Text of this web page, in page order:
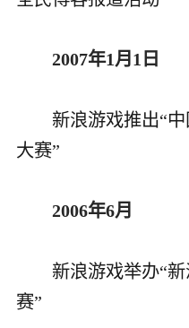
2007年1月1日
新浪游戏推出“
大赛”
2006年6月
新浪游戏举办“
赛”